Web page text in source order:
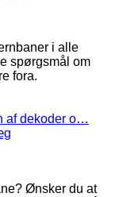
i alle
spørgsmål om
fora.
af dekoder o…
Ønsker du at